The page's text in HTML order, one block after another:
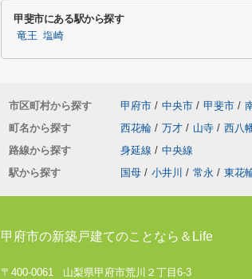
甲斐市にある駅から探す
竜王 塩崎
市区町村から探す 甲府市 / 中央市 / 甲斐市 /
町名から探す
西花輪 / 万才 / 山寺 / 西八
路線から探す
身延線 / 中央線
駅から探す
国母 / 小井川 / 常永 / 東花
甲府市の新築戸建てのことなら＆Life
〒400-0061 山梨県甲府市荒川２丁目6-3